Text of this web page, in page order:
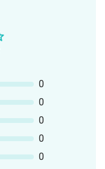
0
0
0
0
0